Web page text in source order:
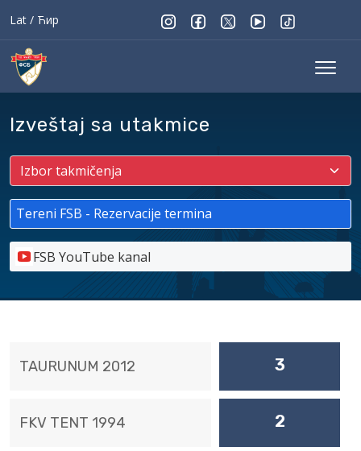
Lat / Ћир
Izveštaj sa utakmice
Tereni FSB - Rezervacije termina
FSB YouTube kanal
TAURUNUM 2012 3
FKV TENT 1994 2